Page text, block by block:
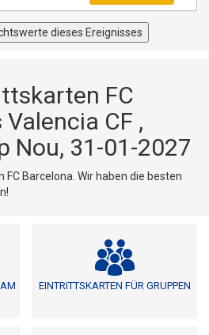
dieses Ereignisses
FC
CF ,
Nou, 31-01-2027
Barcelona. Wir haben die besten
EINTRITTSKARTEN FÜR GRUPPEN